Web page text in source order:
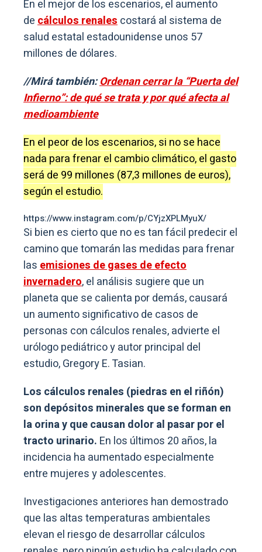
En el mejor de los escenarios, el aumento
decálculos renalescostará al sistema de
salud estatal estadounidense unos 57
millones de dólares.
//Mirá también:Ordenan cerrar la “Puerta del
Infierno”: de qué se trata y por qué afecta al
medioambiente
En el peor de los escenarios, si no se hace
nada para frenar el cambio climático, el gasto
será de 99 millones (87,3 millones de euros),
según el estudio.
https://www.instagram.com/p/CYjzXPLMyuX/
Si bien es cierto que no es tan fácil predecir el
camino que tomarán las medidas para frenar
lasemisiones de gases de efecto
invernadero, el análisis sugiere que un
planeta que se calienta por demás, causará
un aumento significativo de casos de
personas con cálculos renales, advierte el
urólogo pediátrico y autor principal del
estudio, Gregory E. Tasian.
Los cálculos renales (piedras en el riñón)
son depósitos minerales que se forman en
la orina y que causan dolor al pasar por el
tracto urinario. En los últimos 20 años, la
incidencia ha aumentado especialmente
entre mujeres y adolescentes.
Investigaciones anteriores han demostrado
que las altas temperaturas ambientales
elevan el riesgo de desarrollar cálculos